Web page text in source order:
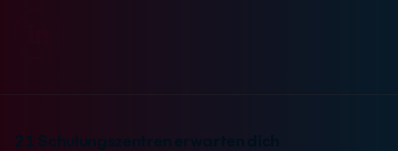
21 Schulungszentren erwarten dich